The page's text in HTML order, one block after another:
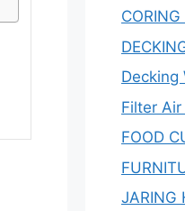
CORING
Decking
Filter Air
FOOD
JARING